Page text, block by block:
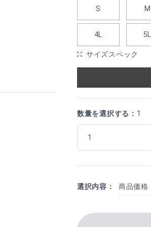
S M
4L 5L
サイズスペック
数量を選択する： 1
選択内容： 商品価格